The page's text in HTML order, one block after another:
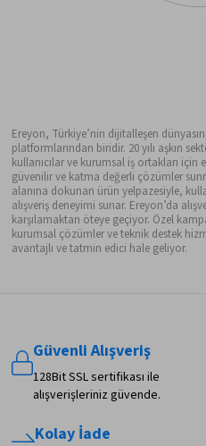
Ereyon, Türkiye’nin dijitalleşen
platformlarından biridir. 20 yılı aşkın
kullanıcılar ve kurumsal iş ortakları
güvenilir ve katma değerli çözümler
alanına dokunan ürün yelpazesiyle,
alışveriş deneyimi sunar. Ereyon’da
karşılamaktan öteye geçiyor. Özel
kurumsal çözümler ve teknik destek
avantajlı ve tatmin edici hale geliyor.
Güvenli Alışveriş
128Bit SSL sertifikası ile
alışverişleriniz güvende.
Kolay İade